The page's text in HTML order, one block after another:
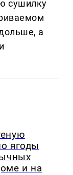
сушилку
а
ягоды
и на